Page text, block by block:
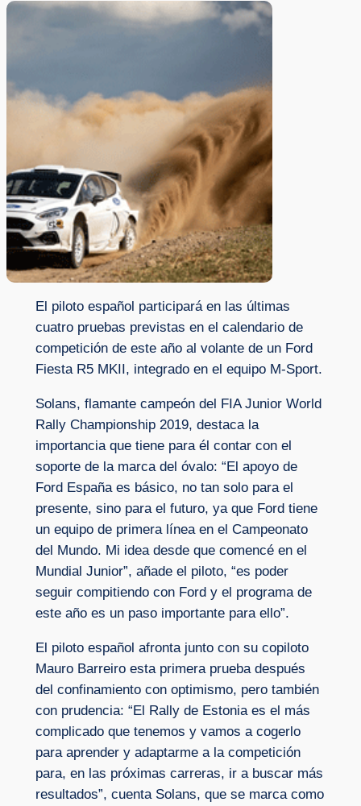
El piloto español participará en las últimas
cuatro pruebas previstas en el calendario de
competición de este año al volante de un Ford
Fiesta R5 MKII, integrado en el equipo M-Sport.
Solans, flamante campeón del FIA Junior World
Rally Championship 2019, destaca la
importancia que tiene para él contar con el
soporte de la marca del óvalo: “El apoyo de
Ford España es básico, no tan solo para el
presente, sino para el futuro, ya que Ford tiene
un equipo de primera línea en el Campeonato
del Mundo. Mi idea desde que comencé en el
Mundial Junior”, añade el piloto, “es poder
seguir compitiendo con Ford y el programa de
este año es un paso importante para ello”.
El piloto español afronta junto con su copiloto
Mauro Barreiro esta primera prueba después
del confinamiento con optimismo, pero también
con prudencia: “El Rally de Estonia es el más
complicado que tenemos y vamos a cogerlo
para aprender y adaptarme a la competición
para, en las próximas carreras, ir a buscar más
resultados”, cuenta Solans, que se marca como